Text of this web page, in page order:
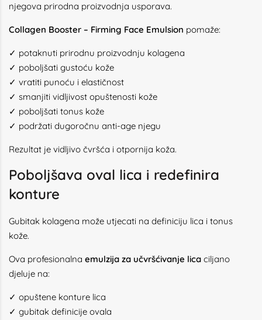
njegova prirodna proizvodnja usporava.
Collagen Booster – Firming Face Emulsion pomaže:
✓ potaknuti prirodnu proizvodnju kolagena
✓ poboljšati gustoću kože
✓ vratiti punoću i elastičnost
✓ smanjiti vidljivost opuštenosti kože
✓ poboljšati tonus kože
✓ podržati dugoročnu anti-age njegu
Rezultat je vidljivo čvršća i otpornija koža.
Poboljšava oval lica i redefinira
konture
Gubitak kolagena može utjecati na definiciju lica i tonus
kože.
Ova profesionalna emulzija za učvršćivanje lica ciljano
djeluje na:
✓ opuštene konture lica
✓ gubitak definicije ovala